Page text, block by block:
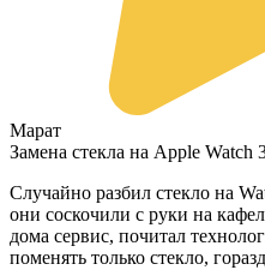
Марат
Замена стекла на Apple Watch
Случайно разбил стекло на
они соскочили с руки на
дома сервис, почитал
поменять только стекло,